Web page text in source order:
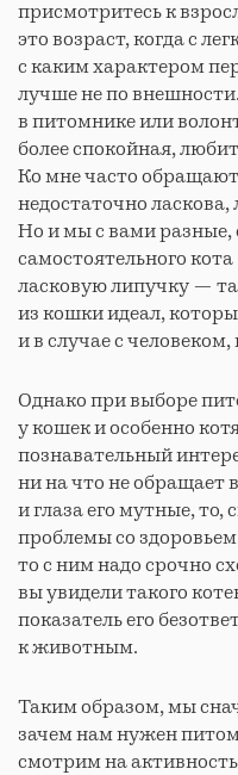
присмотритесь к
это возраст, когда с
с каким характером
лучше не по
в питомнике или
более спокойная,
Ко мне часто
недостаточно
Но и мы с вами разные,
самостоятельного
ласковую липучку —
из кошки идеал,
и в случае с
Однако при выборе
у кошек и особенно
познавательный
ни на что не
и глаза его мутные, то,
проблемы со
то с ним надо срочно
вы увидели такого
показатель его
к животным.
Таким образом, мы
зачем нам нужен
смотрим на